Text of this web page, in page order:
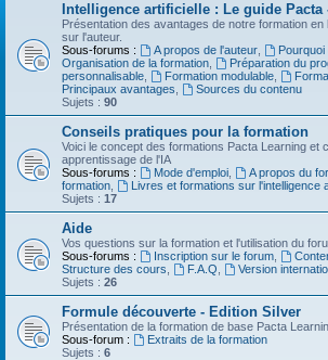
Intelligence artificielle : Le guide Pacta
Présentation des avantages de notre formation en
sur l'auteur.
Sous-forums :
A propos de l'auteur,
Organisation de la formation
Préparation du
personnalisable
Formation modulable,
Principaux avantages
Sources du contenu
Sujets : 90
Conseils pratiques pour la formation
Voici le concept des formations Pacta Learning et
apprentissage de l'IA
Sous-forums :
Mode d'emploi, A propos du
formation
Livres et formations sur l'intelligence
Sujets : 17
Aide
Vos questions sur la formation et l'utilisation du
Sous-forums :
Inscription sur le forum,
Structure des cours
F.A.Q
Version
Sujets : 26
Formule découverte - Edition Silver
Présentation de la formation de base Pacta
Sous-forum :
Extraits de la formation
Sujets : 6